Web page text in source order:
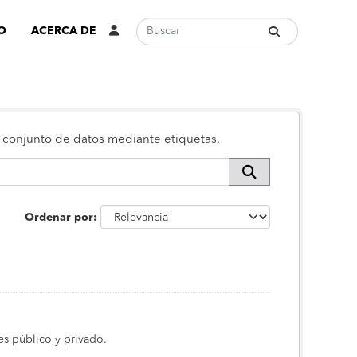
ACERCA DE
de datos mediante etiquetas.
Ordenar por
público y privado.